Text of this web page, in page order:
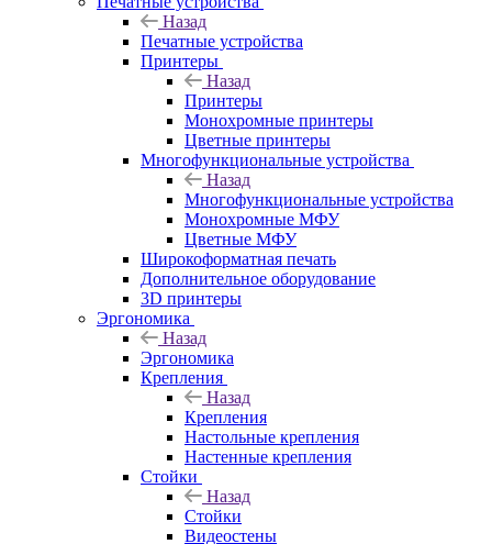
Назад
Печатные устройства
Принтеры
Назад
Принтеры
Моноxромныe принтеры
Цвeтныe принтеры
Многофункциональные устройства
Назад
Многофункциональные устройства
Монохромные МФУ
Цветные МФУ
Широкоформатная печать
Дополнительное оборудование
3D принтеры
Эргономика
Назад
Эргономика
Крепления
Назад
Крепления
Настольные крепления
Настенные крепления
Стойки
Назад
Стойки
Видеостены